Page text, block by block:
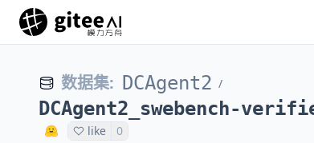
数据集: DCAgent2 /
DCAgent2_swebench-
like 0